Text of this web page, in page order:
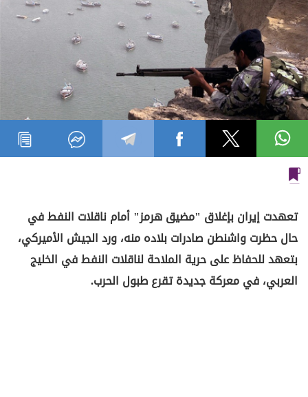
تعهدت إيران بإغلاق "مضيق هرمز" أمام ناقلات النفط في
حال حظرت واشنطن صادرات بلاده منه، ورد الجيش الأميركي،
بتعهد للحفاظ على حرية الملاحة لناقلات النفط في الخليج
العربي، في معركة جديدة تقرع طبول الحرب.